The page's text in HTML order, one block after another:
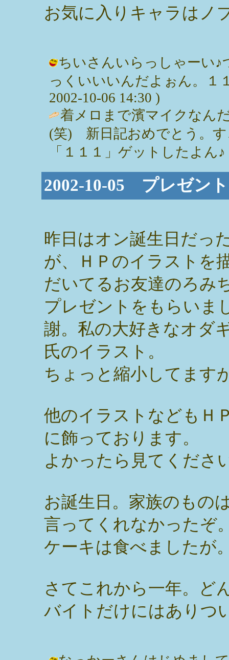
お気に入りキャラはノ
ちいさんいらっしゃーい♪
っくいいいんだよぉん。１
2002-10-06 14:30 )
着メロまで濱マイクなん
(笑) 新日記おめでとう。
「１１１」ゲットしたよん
2002-10-05 プレゼン
昨日はオン誕生日だっ
が、ＨＰのイラストを
だいてるお友達のろみ
プレゼントをもらいま
謝。私の大好きなオダ
氏のイラスト。
ちょっと縮小してます
他のイラストなどもＨ
に飾っております。
よかったら見てくださ
お誕生日。家族のもの
言ってくれなかったぞ
ケーキは食べましたが
さてこれから一年。ど
バイトだけにはありつ